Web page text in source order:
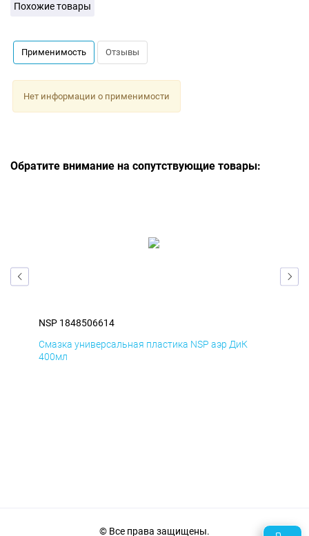
Похожие товары
Применимость Отзывы
Нет информации о применимости
Обратите внимание на сопутствующие товары:
NSP 1848506614
Смазка универсальная пластика NSP аэр ДиК
400мл
© Все права защищены.